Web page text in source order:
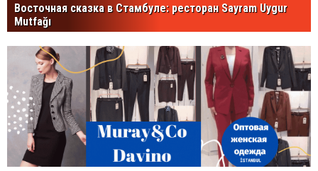
Восточная сказка в Стамбуле: ресторан Sayram Uygur
Mutfağı